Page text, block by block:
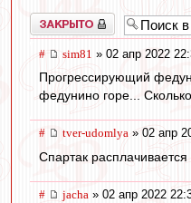
Закрыто
# sim81 » 02 апр 2022
Прогрессирующий
федунино горе...
# tver-udomlya » 02 апр
Спартак
# jacha » 02 апр 2022